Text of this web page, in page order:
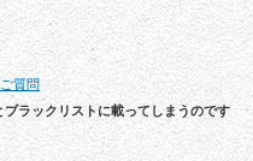
質問
ラックリストに載ってしまうのです